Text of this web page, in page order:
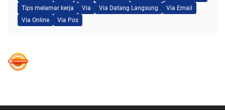
Tips melamar kerja
Via Via Datang Langsung
Via Email
Via Online
Via Pos